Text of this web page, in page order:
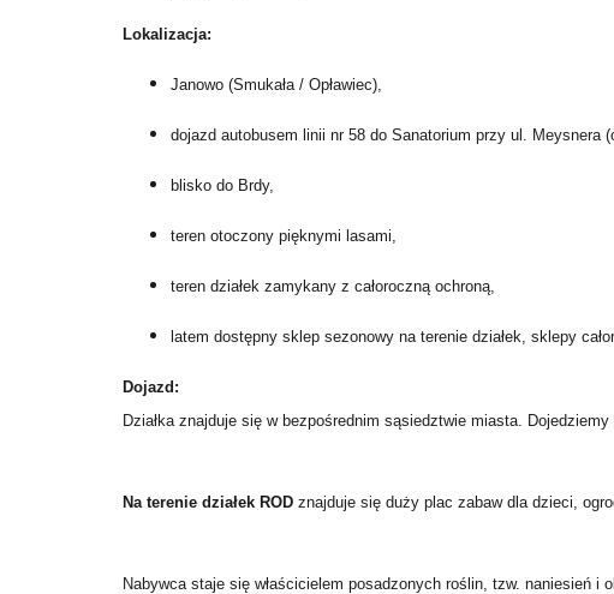
Lokalizacja:
Janowo (Smukała / Opławiec),
dojazd autobusem linii nr 58 do Sanatorium przy ul. Meysnera
blisko do Brdy,
teren otoczony pięknymi lasami,
teren działek zamykany z całoroczną ochroną,
latem dostępny sklep sezonowy na terenie działek, sklepy
Dojazd:
Działka znajduje się w bezpośrednim sąsiedztwie miasta.
Na terenie działek ROD znajduje się duży plac zabaw dla dzieci,
Nabywca staje się właścicielem posadzonych roślin, tzw. naniesień i